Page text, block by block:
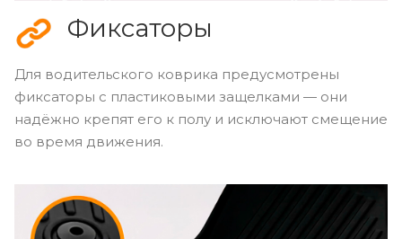
Фиксаторы
Для водительского коврика предусмотрены
фиксаторы с пластиковыми защелками — они
надёжно крепят его к полу и исключают смещение
во время движения.